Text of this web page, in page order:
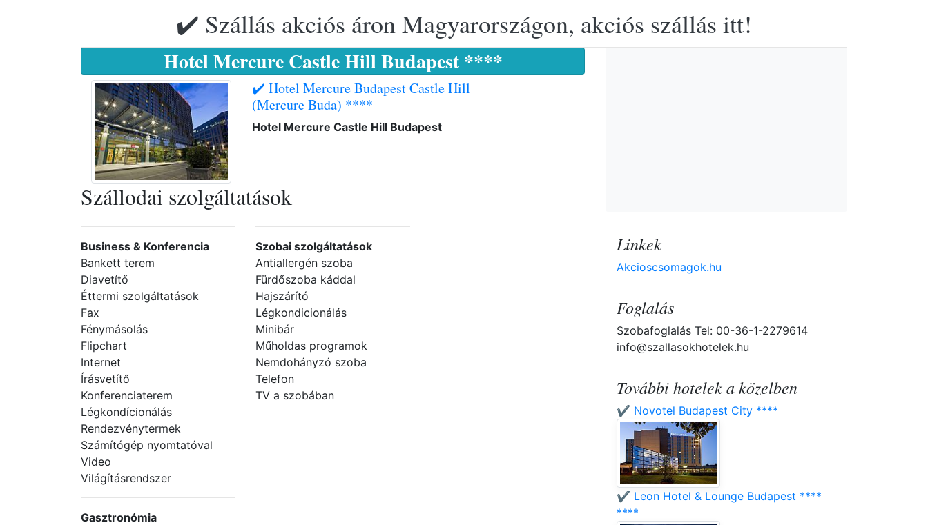
✔️ Szállás akciós áron Magyarországon, akciós szállás itt!
Hotel Mercure Castle Hill Budapest ****
✔️ Hotel Mercure Budapest Castle Hill
(Mercure Buda) ****
Hotel Mercure Castle Hill Budapest
Szállodai szolgáltatások
Business & Konferencia
Bankett terem
Diavetítő
Éttermi szolgáltatások
Fax
Fénymásolás
Flipchart
Internet
Írásvetítő
Konferenciaterem
Légkondícionálás
Rendezvénytermek
Számítógép nyomtatóval
Video
Világításrendszer
Gasztronómia
Szobai szolgáltatások
Antiallergén szoba
Fürdőszoba káddal
Hajszárító
Légkondicionálás
Minibár
Műholdas programok
Nemdohányzó szoba
Telefon
TV a szobában
Linkek
Akcioscsomagok.hu
Foglalás
Szobafoglalás Tel: 00-36-1-2279614
info@szallasokhotelek.hu
További hotelek a közelben
✔️ Novotel Budapest City ****
✔️ Leon Hotel & Lounge Budapest ****
****